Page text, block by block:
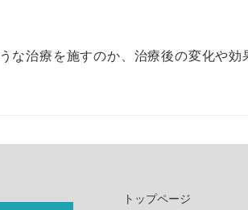
治療を施すのか、治療後の変化や効
トップページ